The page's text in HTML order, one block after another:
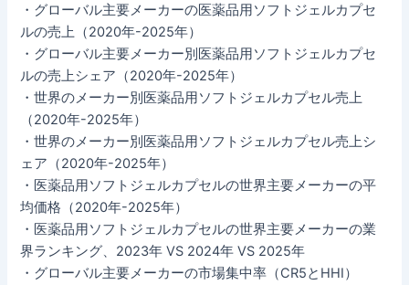
・グローバル主要メーカーの医薬品用ソフトジェルカプセ
ルの売上（2020年-2025年）
・グローバル主要メーカー別医薬品用ソフトジェルカプセ
ルの売上シェア（2020年-2025年）
・世界のメーカー別医薬品用ソフトジェルカプセル売上
（2020年-2025年）
・世界のメーカー別医薬品用ソフトジェルカプセル売上シ
ェア（2020年-2025年）
・医薬品用ソフトジェルカプセルの世界主要メーカーの平
均価格（2020年-2025年）
・医薬品用ソフトジェルカプセルの世界主要メーカーの業
界ランキング、2023年 VS 2024年 VS 2025年
・グローバル主要メーカーの市場集中率（CR5とHHI）